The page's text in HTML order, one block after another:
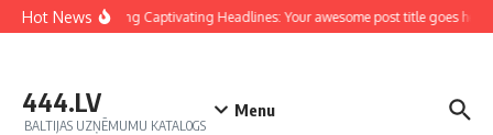
Hot NewsCrafting Captivating Headlines: Your awesome post title goes here
444.LV
BALTIJAS UZŅĒMUMU KATALOGS
Menu